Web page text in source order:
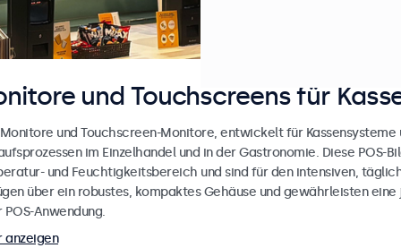
und Touchscreens für
Monitore und Touchscreen-Monitore, entwickelt für Kassensysteme
im Einzelhandel und in der Gastronomie. Diese POS-
und Feuchtigkeitsbereich und sind für den intensiven,
über ein robustes, kompaktes Gehäuse und gewährleisten
POS-Anwendung.
anzeigen